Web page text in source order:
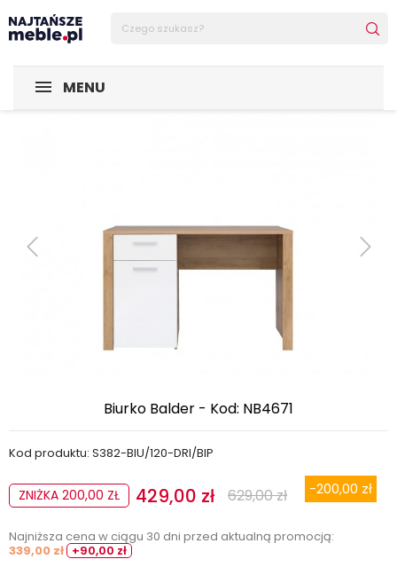
MENU
Sklep Najtańsze-meble
Biurko Balder - Kod: NB4671
Kod produktu: S382-BIU/120-DRI/BIP
429,00 zł
ZNIŻKA 200,00 ZŁ 629,00 zł -200,00 zł
Najniższa cena w ciągu 30 dni przed aktualną promocją:
339,00 zł +90,00 zł